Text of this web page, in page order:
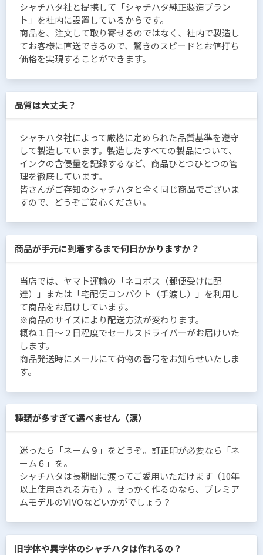
シャチハタ社と提携して「シャチハタ純正製造プラン
ト」を社内に設置しているからです。
商品を、注文して取り寄せるのではなく、社内で製造し
てお客様に直送できるので、驚きのスピードとお値打ち
価格を実現することができます。
品質は大丈夫？
シャチハタ社によって厳格に定められた品質基準を遵守
して製造しています。製造したすべての製品について、
インクの含侵量を記録するなど、商品ひとつひとつの管
理を徹底しています。
皆さんがご存知のシャチハタと全く同じ商品でございま
すので、どうぞご安心ください。
商品が手元に到着するまで何日かかりますか？
当店では、ヤマト運輸の「ネコポス（郵便受けに配
達）」または「宅配便コンパクト（手渡し）」を利用し
て商品をお届けしています。
※商品のサイズにより配送方法が変わります。
概ね１日〜２日程度でセールスドライバーがお届けいた
します。
商品発送時にメールにて荷物の番号をお知らせいたしま
す。
種類が多すぎて選べません（涙）
迷ったら「ネーム９」をどうぞ。訂正印が必要なら「ネ
ーム６」を。
シャチハタは長期間に渡ってご愛用いただけます（10年
以上使用される方も）。せっかく作るのなら、プレミア
ムモデルのVIVOなどいかがでしょう？
旧字体や異字体のシャチハタは作れるの？